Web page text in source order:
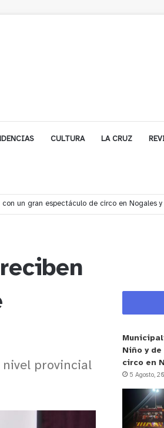
CULTURA LA CRUZ
un gran espectáculo de circo en Nogales y
provincial
Niño y
circo en
5 Agosto,